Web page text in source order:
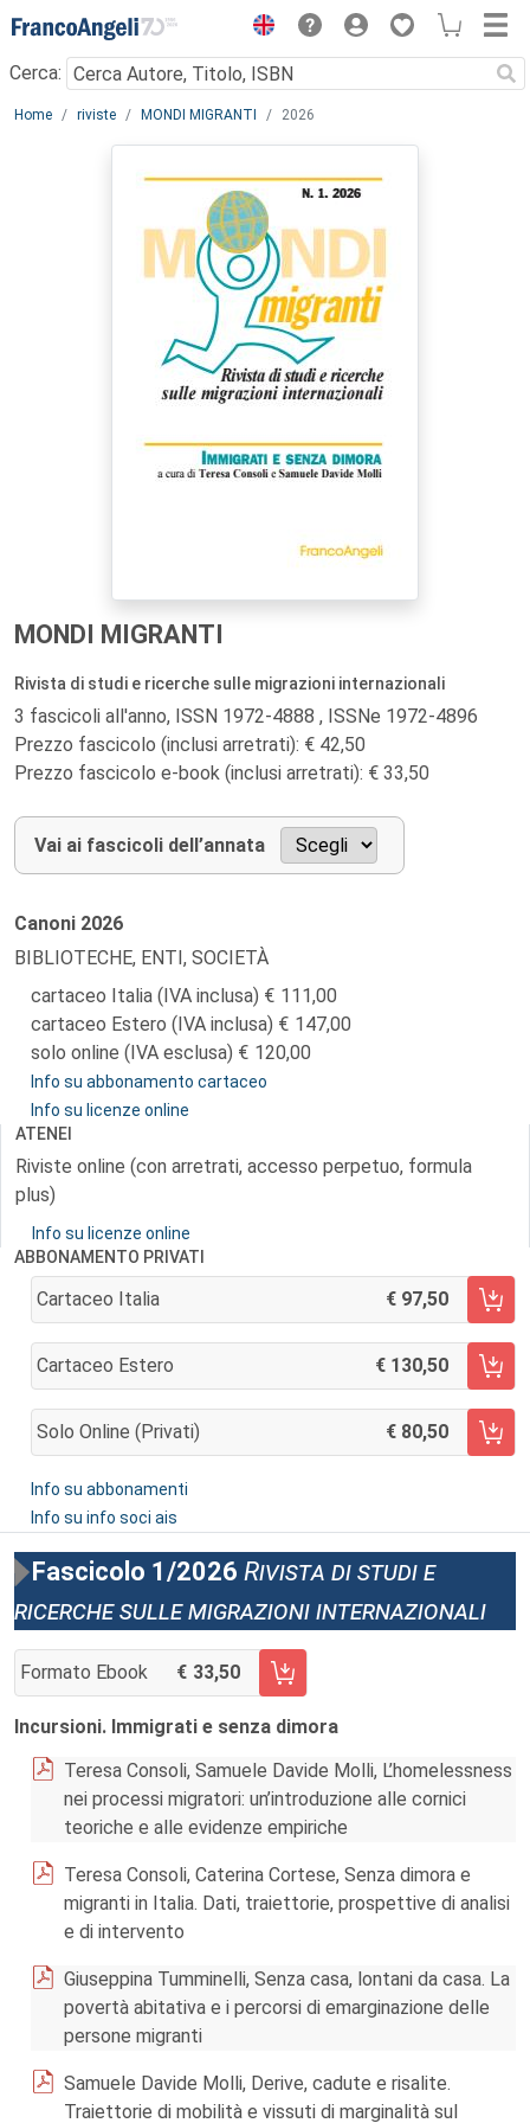
Menu
Cerca:
Main content
Home riviste MONDI MIGRANTI 2026
MONDI MIGRANTI
Rivista di studi e ricerche sulle migrazioni internazionali
3 fascicoli all'anno, ISSN 1972-4888 , ISSNe 1972-4896
Prezzo fascicolo (inclusi arretrati): € 42,50
Prezzo fascicolo e-book (inclusi arretrati): € 33,50
Vai ai fascicoli dell’annata
Canoni 2026
BIBLIOTECHE, ENTI, SOCIETÀ
cartaceo Italia (IVA inclusa)
111,00
cartaceo Estero (IVA inclusa)
147,00
solo online (IVA esclusa)
120,00
Info su abbonamento cartaceo
Info su licenze online
ATENEI
Riviste online (con arretrati, accesso perpetuo, formula
plus)
Info su licenze online
ABBONAMENTO PRIVATI
Cartaceo Italia 97,50
AGGIUNGI AL CARRELLO
Cartaceo Estero 130,50
AGGIUNGI AL CARRELLO
Solo Online (privati) 80,50
AGGIUNGI AL CARRELLO
Info su abbonamenti
Info su info soci ais
Fascicolo 1/2026 Rivista di studi e
ricerche sulle migrazioni internazionali
Formato Ebook 33,50
AGGIUNGI AL CARRELLO FASCICOLO 1/2026
Incursioni. Immigrati e senza dimora
Teresa Consoli, Samuele Davide Molli, L’homelessness
nei processi migratori: un’introduzione alle cornici
teoriche e alle evidenze empiriche
Teresa Consoli, Caterina Cortese, Senza dimora e
migranti in Italia. Dati, traiettorie, prospettive di analisi
e di intervento
Giuseppina Tumminelli, Senza casa, lontani da casa. La
povertà abitativa e i percorsi di emarginazione delle
persone migranti
Samuele Davide Molli, Derive, cadute e risalite.
Traiettorie di mobilità e vissuti di marginalità sul